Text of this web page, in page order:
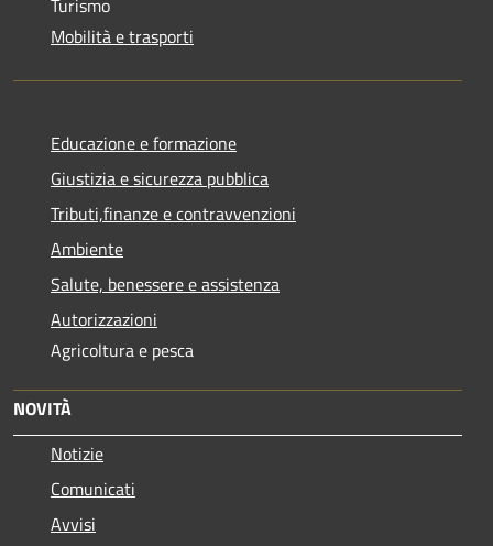
Turismo
Mobilità e trasporti
Educazione e formazione
Giustizia e sicurezza pubblica
Tributi,finanze e contravvenzioni
Ambiente
Salute, benessere e assistenza
Autorizzazioni
Agricoltura e pesca
NOVITÀ
Notizie
Comunicati
Avvisi